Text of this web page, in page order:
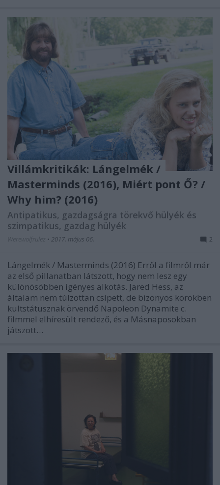
Villámkritikák: Lángelmék /
Masterminds (2016), Miért pont Ő? /
Why him? (2016)
Antipatikus, gazdagságra törekvő hülyék és
szimpatikus, gazdag hülyék
• 2017. május 06. 2
Lángelmék / Masterminds (2016) Erről a filmről már
az első pillanatban látszott, hogy nem lesz egy
különösöbben igényes alkotás. Jared Hess, az
általam nem túlzottan csípett, de bizonyos körökben
kultstátusznak örvendő Napoleon Dynamite c.
filmmel elhíresült rendező, és a Másnaposokban
játszott…